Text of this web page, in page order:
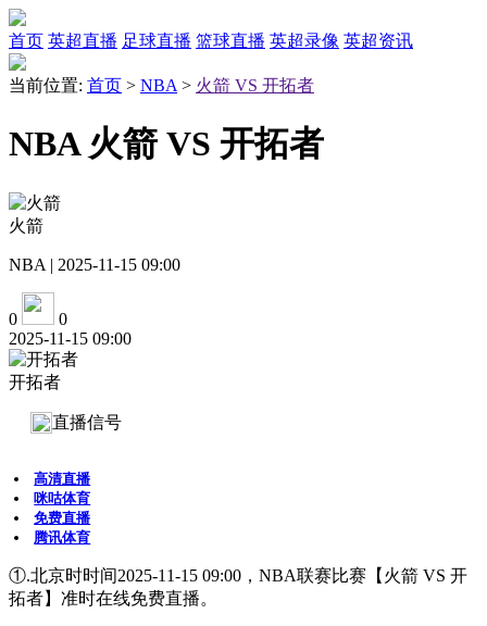
首页 英超直播 足球直播 篮球直播 英超录像 英超资讯
当前位置: 首页 > NBA > 火箭 VS 开拓者
NBA 火箭 VS 开拓者
火箭
NBA | 2025-11-15 09:00
0
0
2025-11-15 09:00
开拓者
直播信号
高清直播
咪咕体育
免费直播
腾讯体育
①.北京时时间2025-11-15 09:00，NBA联赛比赛【火箭 VS 开
拓者】准时在线免费直播。